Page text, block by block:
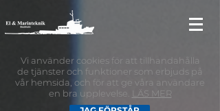
Vi använder cookies för att tillhandahålla
de tjänster och funktioner som erbjuds på
vår hemsida, och för att ge våra användare
en bra upplevelse.
LÄS MER